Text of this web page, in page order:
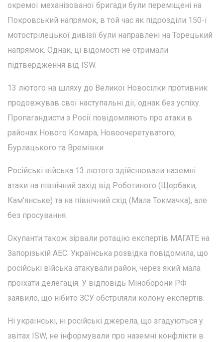
окремої механізованої бригади були переміщені на
Покровський напрямок, в той час як підрозділи 150-ї
мотострілецької дивізії були направлені на Торецький
напрямок. Однак, ці відомості не отримали
підтвердження від ISW.
13 лютого на шляху до Великої Новосілки противник
продовжував свої наступальні дії, однак без успіху.
Пропагандисти з Росії повідомляють про атаки в
районах Нового Комара, Новоочеретуватого,
Бурлацького та Времівки.
Російські війська 13 лютого здійснювали наземні
атаки на північний захід від Роботиного (Щербаки,
Кам'янське) та на північний схід (Мала Токмачка), але
без просування.
Окупанти також зірвали ротацію експертів МАГАТЕ на
Запорізькій АЕС. Українська розвідка повідомила, що
російські війська атакували район, через який мала
проїхати делегація. У відповідь Міноборони РФ
заявило, що нібито ЗСУ обстріляли колону експертів.
Ні українські, ні російські джерела, що згадуються у
звітах ISW, не інформували про наземні конфлікти в